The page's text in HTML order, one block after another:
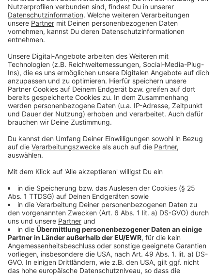
Anzeige
sollten
Anzeige
Wer Bäume sieht, an denen gerade gesprüht wird,
sollte den Bereich meiden. Die Sperrungen sind nur
kurzzeitig und gelten jeweils für die Dauer der
Maßnahme. Das eingesetzte biologische Mittel
enthält ein bakterielles Protein – es wirkt als
selektives Fraßgift gezielt gegen die Raupen. Für alle
des engen Zeitfensters – die Raupen müssen
bekämpft werden, bevor sich die Gifthaare ausbilden –
laufen die Arbeiten teils bereits in den frühen
Morgenstunden und bis in den Abend. Das Wetter
spielt dabei eine entscheidende Rolle: Gesprüht wird
nur bei trockener Witterung, damit sich das Mittel
gleichmäßig auf den Blättern verteilen kann.